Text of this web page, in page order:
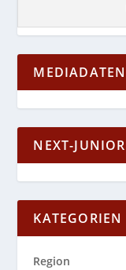
MEDIADATEN
NEXT-JUNIOR
KATEGORIEN
Region